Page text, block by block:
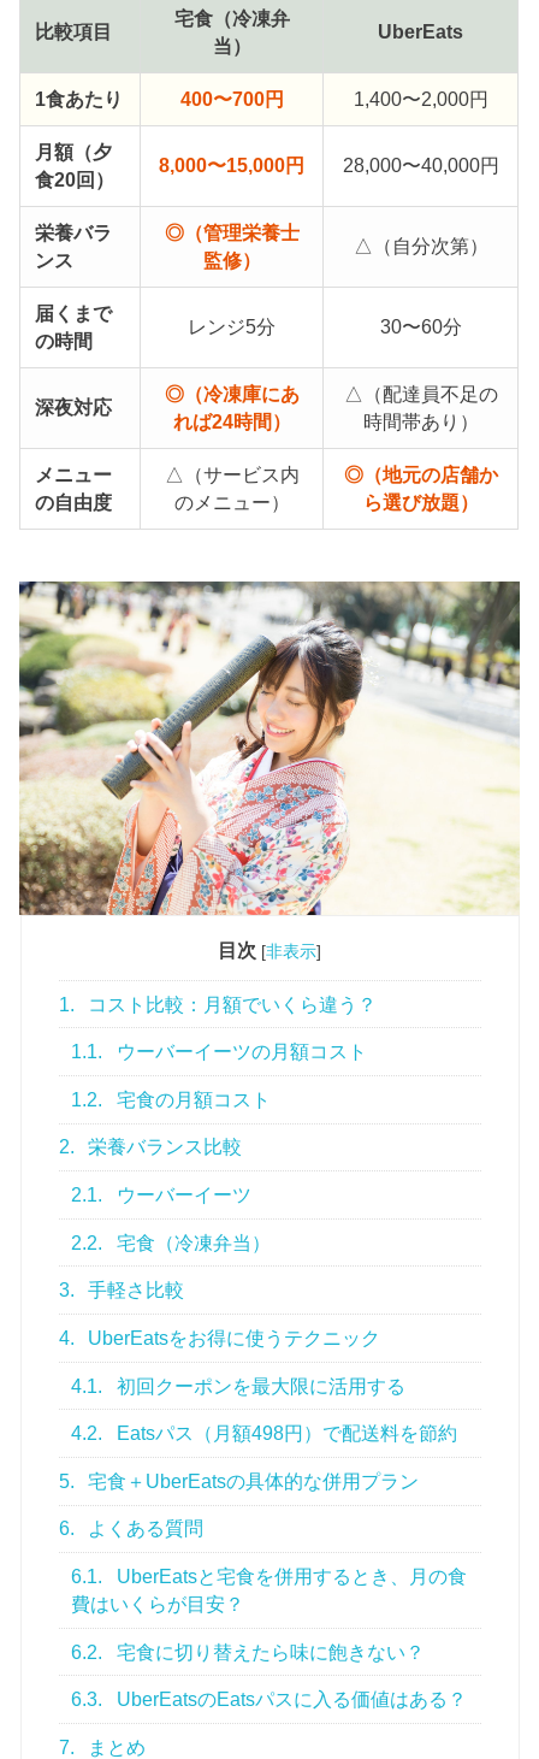
比較項目
宅食（冷凍弁
当）
UberEats
1食あたり 400〜700円 1,400〜2,000円
月額（夕
食20回）
8,000〜15,000円 28,000〜40,000円
栄養バラ
ンス
◎（管理栄養士
監修）
△（自分次第）
届くまで
の時間
レンジ5分 30〜60分
深夜対応
◎（冷凍庫にあ
れば24時間）
△（配達員不足の
時間帯あり）
メニュー
の自由度
△（サービス内
のメニュー）
◎（地元の店舗か
ら選び放題）
目次 [非表示]
1. コスト比較：月額でいくら違う？
1.1. ウーバーイーツの月額コスト
1.2. 宅食の月額コスト
2. 栄養バランス比較
2.1. ウーバーイーツ
2.2. 宅食（冷凍弁当）
3. 手軽さ比較
4. UberEatsをお得に使うテクニック
4.1. 初回クーポンを最大限に活用する
4.2. Eatsパス（月額498円）で配送料を節約
5. 宅食＋UberEatsの具体的な併用プラン
6. よくある質問
6.1.
UberEatsと宅食を併用するとき、月の食
費はいくらが目安？
6.2. 宅食に切り替えたら味に飽きない？
6.3. UberEatsのEatsパスに入る価値はある？
7. まとめ